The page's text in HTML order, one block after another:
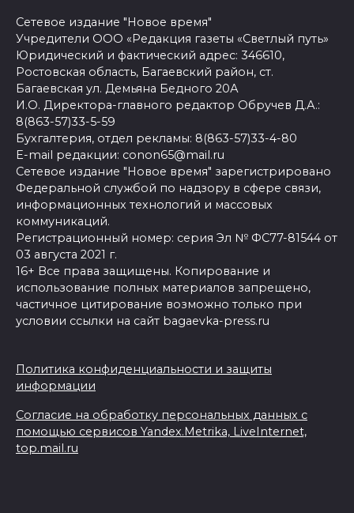
Сетевое издание "Новое время"
Учредители ООО «Редакция газеты «Светлый путь»
Юридический и фактический адрес: 346610,
Ростовская область, Багаевский район, ст.
Багаевская ул. Демьяна Бедного 20А
И.О. Директора-главного редактор Обручев Д.А.:
8(863-57)33-5-59
Бухгалтерия, отдел рекламы: 8(863-57)33-4-80
E-mail редакции: conon65@mail.ru
Сетевое издание "Новое время" зарегистрировано
Федеральной службой по надзору в сфере связи,
информационных технологий и массовых
коммуникаций.
Регистрационный номер: серия Эл № ФС77-81544 от
03 августа 2021 г.
16+ Все права защищены. Копирование и
использование полных материалов запрещено,
частичное цитирование возможно только при
условии ссылки на сайт bagaevka-press.ru
Политика конфиденциальности и защиты
информации
Согласие на обработку персональных данных с
помощью сервисов Yandex.Metrika, LiveInternet,
top.mail.ru